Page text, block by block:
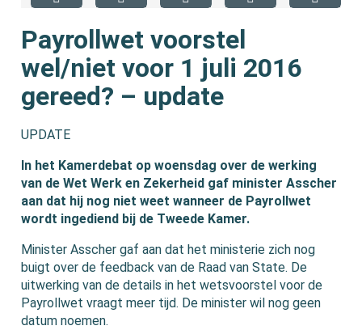
Payrollwet voorstel
wel/niet voor 1 juli 2016
gereed? – update
UPDATE
In het Kamerdebat op woensdag over de werking
van de Wet Werk en Zekerheid gaf minister Asscher
aan dat hij nog niet weet wanneer de Payrollwet
wordt ingediend bij de Tweede Kamer.
Minister Asscher gaf aan dat het ministerie zich nog
buigt over de feedback van de Raad van State. De
uitwerking van de details in het wetsvoorstel voor de
Payrollwet vraagt meer tijd. De minister wil nog geen
datum noemen.